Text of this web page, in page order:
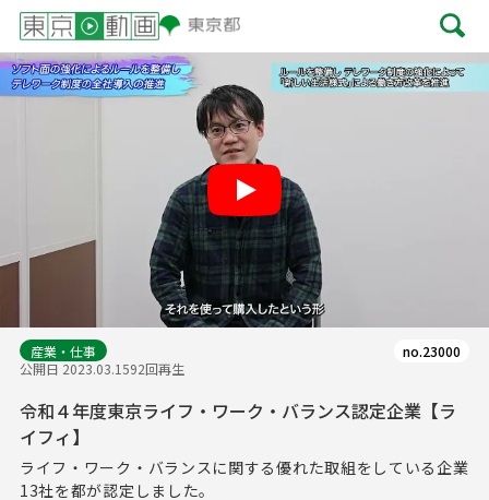
産業・仕事
公開日 2023.03.1592回再生
no.23000
令和４年度東京ライフ・ワーク・バランス認定企業【ラ
イフィ】
ライフ・ワーク・バランスに関する優れた取組をしている企業
13社を都が認定しました。